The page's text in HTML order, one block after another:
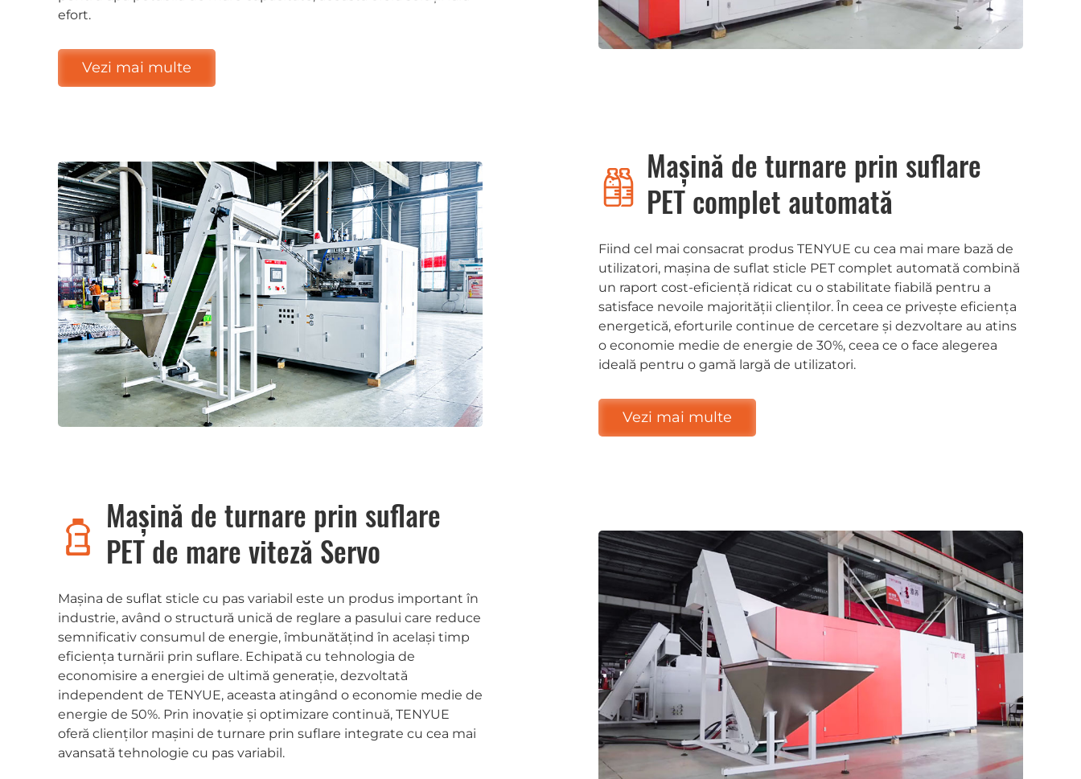
efort.
Vezi mai multe
Mașină de turnare prin suflare
PET complet automată
Fiind cel mai consacrat produs TENYUE cu cea mai mare bază de
utilizatori, mașina de suflat sticle PET complet automată combină
un raport cost-eficiență ridicat cu o stabilitate fiabilă pentru a
satisface nevoile majorității clienților. În ceea ce privește eficiența
energetică, eforturile continue de cercetare și dezvoltare au atins
o economie medie de energie de 30%, ceea ce o face alegerea
ideală pentru o gamă largă de utilizatori.
Vezi mai multe
Mașină de turnare prin suflare
PET de mare viteză Servo
Mașina de suflat sticle cu pas variabil este un produs important în
industrie, având o structură unică de reglare a pasului care reduce
semnificativ consumul de energie, îmbunătățind în același timp
eficiența turnării prin suflare. Echipată cu tehnologia de
economisire a energiei de ultimă generație, dezvoltată
independent de TENYUE, aceasta atingând o economie medie de
energie de 50%. Prin inovație și optimizare continuă, TENYUE
oferă clienților mașini de turnare prin suflare integrate cu cea mai
avansată tehnologie cu pas variabil.